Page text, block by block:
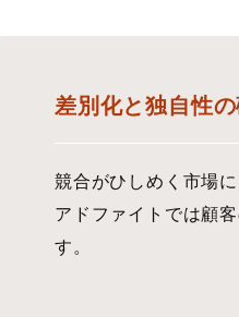
差別化と独自性
競合がひしめく市場
アドファイトでは顧
す。